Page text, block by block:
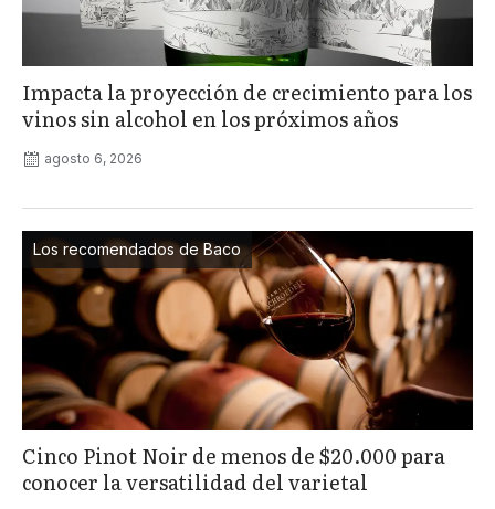
Impacta la proyección de crecimiento para los
vinos sin alcohol en los próximos años
agosto 6, 2026
Los recomendados de Baco
Cinco Pinot Noir de menos de $20.000 para
conocer la versatilidad del varietal